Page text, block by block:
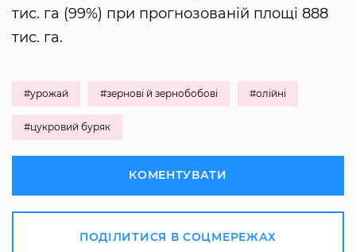
тис. га (99%) при прогнозованій площі 888
тис. га.
#урожай #зернові й зернобобові #олійні
#цукровий буряк
КОМЕНТУВАТИ
ПОДІЛИТИСЯ В СОЦМЕРЕЖАХ